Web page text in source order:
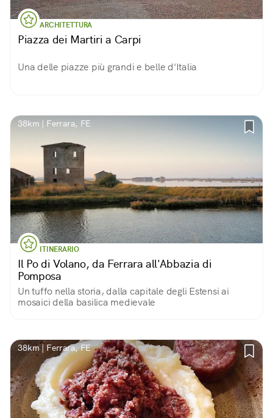
ARCHITETTURA
Piazza dei Martiri a Carpi
Una delle piazze più grandi e belle d'Italia
38km | Ferrara, FE
ITINERARIO
Il Po di Volano, da Ferrara all'Abbazia di
Pomposa
Un tuffo nella storia, dalla capitale degli Estensi ai
mosaici della basilica medievale
38km | Ferrara, FE